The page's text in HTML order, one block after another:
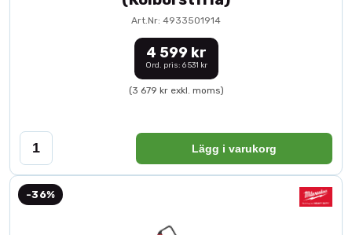
Art.Nr: 4933501914
4 599 kr
Ord. pris: 6 531 kr
(3 679 kr exkl. moms)
Lägg i varukorg
-36%